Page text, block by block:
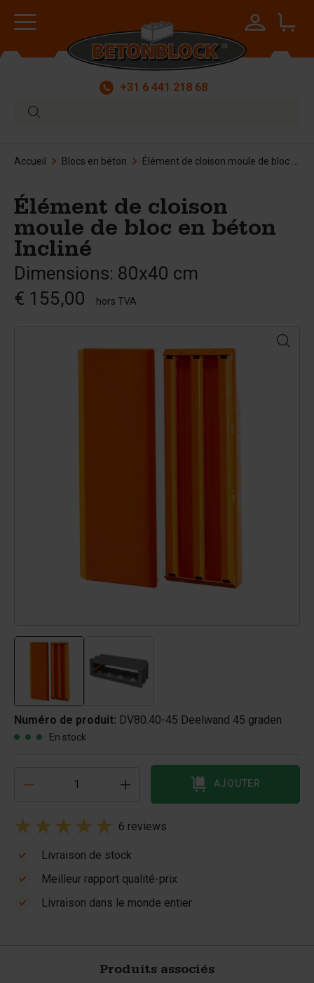
+31 6 441 218 68
Accueil Blocs en béton Élément de cloison moule de bloc en béton Incliné
Élément de cloison
moule de bloc en béton
Incliné
Dimensions: 80x40 cm
€ 155,00
hors TVA
Numéro de produit: DV80.40-45 Deelwand 45 graden
En stock
AJOUTER
6 reviews
Livraison de stock
Meilleur rapport qualité-prix
Livraison dans le monde entier
Produits associés